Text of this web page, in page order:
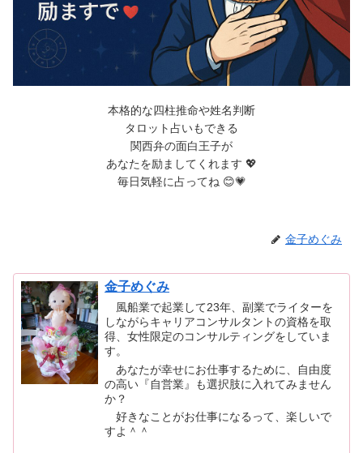
本格的な四柱推命や姓名判断
タロット占いもできる
関西弁の面白王子が
あなたを励ましてくれます 💖
毎日気軽に占ってね 😊💗
金子めぐみ
金子めぐみ
風船業で起業して23年、副業でライターを
しながらキャリアコンサルタントの資格を取
得、女性限定のコンサルティングをしていま
す。
あなたが幸せにお仕事するために、自由度
の高い『自営業』も選択肢に入れてみません
か？
好きなことがお仕事になるって、楽しいで
すよ＾＾